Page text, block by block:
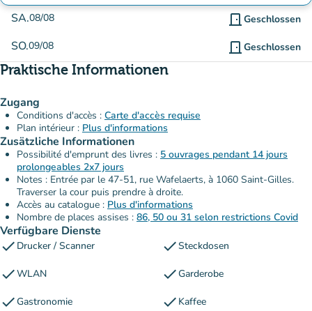
SA.08/08 door_front Geschlossen
SO.09/08 door_front Geschlossen
Praktische Informationen
Zugang
Conditions d'accès : Carte d'accès requise
Plan intérieur : Plus d'informations
Zusätzliche Informationen
Possibilité d'emprunt des livres : 5 ouvrages pendant 14 jours
prolongeables 2x7 jours
Notes : Entrée par le 47-51, rue Wafelaerts, à 1060 Saint-Gilles.
Traverser la cour puis prendre à droite.
Accès au catalogue : Plus d'informations
Nombre de places assises : 86, 50 ou 31 selon restrictions Covid
Verfügbare Dienste
check Drucker / Scanner checkSteckdosen
checkWLAN checkGarderobe
checkGastronomie check Kaffee